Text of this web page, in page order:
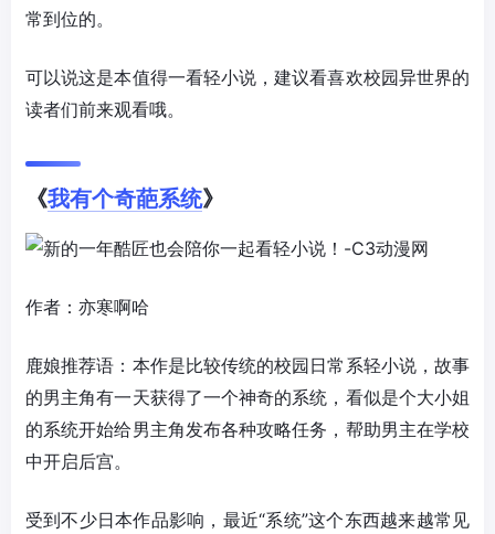
常到位的。
可以说这是本值得一看轻小说，建议看喜欢校园异世界的
读者们前来观看哦。
《我有个奇葩系统》
作者：亦寒啊哈
鹿娘推荐语：本作是比较传统的校园日常系轻小说，故事
的男主角有一天获得了一个神奇的系统，看似是个大小姐
的系统开始给男主角发布各种攻略任务，帮助男主在学校
中开启后宫。
受到不少日本作品影响，最近“系统”这个东西越来越常见